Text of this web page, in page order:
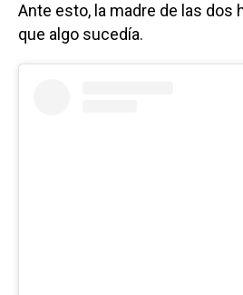
Ante esto, la madre de las dos
que algo sucedía.